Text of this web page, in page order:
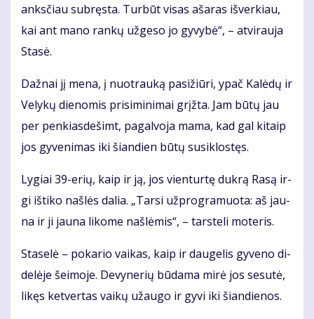
anks­čiau su­bręs­ta. Tur­būt vi­sas aša­ras iš­ver­kiau,
kai ant ma­no ran­kų už­ge­so jo gy­vy­bė“, – at­vi­rau­ja
Sta­sė.
Daž­nai jį me­na, į nuo­trau­ką pa­si­žiū­ri, ypač Ka­lė­dų ir
Ve­ly­kų die­no­mis pri­si­mi­ni­mai grįž­ta. Jam bū­tų jau
per pen­kias­de­šimt, pa­gal­vo­ja ma­ma, kad gal ki­taip
jos gy­ve­ni­mas iki šian­dien bū­tų su­si­klos­tęs.
Ly­giai 39-erių, kaip ir ją, jos vien­tur­tę duk­rą Ra­są ir­
gi iš­ti­ko naš­lės da­lia. „Tar­si už­prog­ra­muo­ta: aš jau­
na ir ji jau­na li­ko­me naš­lė­mis“, – tars­te­li mo­te­ris.
Sta­se­lė – po­ka­rio vai­kas, kaip ir dau­ge­lis gy­ve­no di­
de­lė­je šei­mo­je. De­vy­ne­rių bū­da­ma mi­rė jos se­su­tė,
li­kęs ket­ver­tas vai­kų už­au­go ir gy­vi iki šian­die­nos.